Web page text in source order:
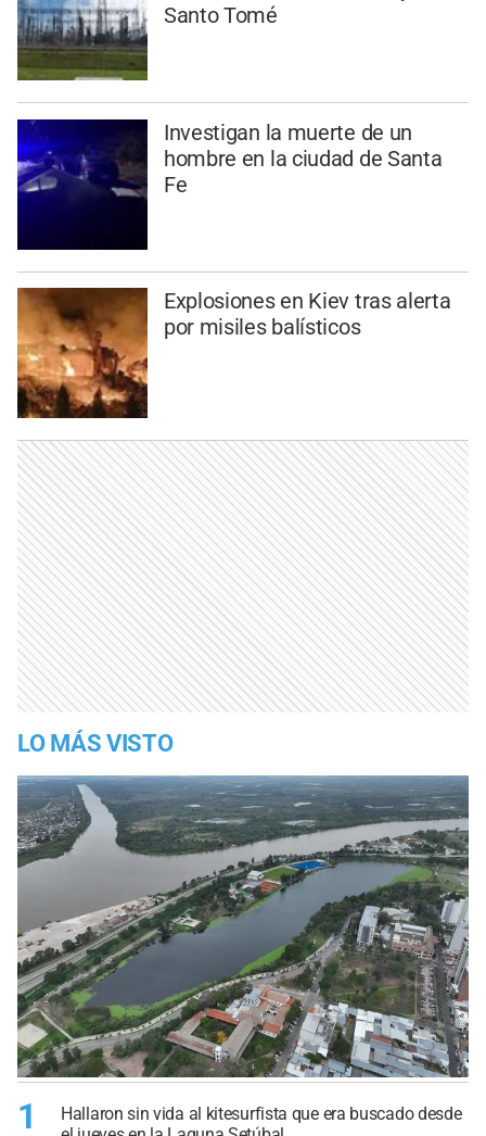
Santo Tomé
Investigan la muerte de un
hombre en la ciudad de Santa
Fe
Explosiones en Kiev tras alerta
por misiles balísticos
LO MÁS VISTO
1
Hallaron sin vida al kitesurfista que era buscado desde